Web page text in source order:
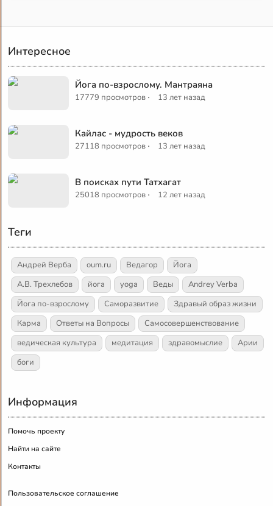
Интересное
Йога по-взрослому. Мантраяна
17779 просмотров · 13 лет назад
Кайлас - мудрость веков
27118 просмотров · 13 лет назад
В поисках пути Татхагат
25018 просмотров · 12 лет назад
Теги
Андрей Верба oum.ru Ведагор
Йога
А.В. Трехлебов
йога yoga Веды
Andrey Verba
Йога по-взрослому
Саморазвитие
Здравый образ жизни
Карма
Ответы на Вопросы
Самосовершенствование
ведическая культура
медитация здравомыслие
Арии
боги
Информация
Помочь проекту
Найти на сайте
Контакты
Пользовательское соглашение